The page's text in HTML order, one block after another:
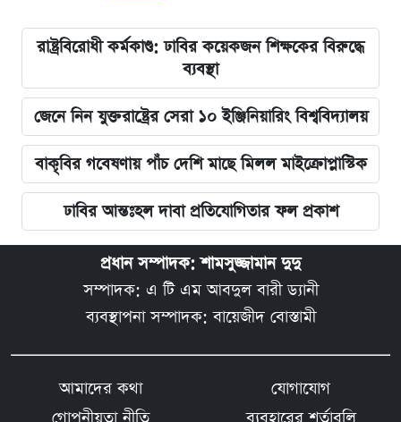
রাষ্ট্রবিরোধী কর্মকাণ্ড: ঢাবির কয়েকজন শিক্ষকের বিরুদ্ধে
ব্যবস্থা
জেনে নিন যুক্তরাষ্ট্রের সেরা ১০ ইঞ্জিনিয়ারিং বিশ্ববিদ্যালয়
বাকৃবির গবেষণায় পাঁচ দেশি মাছে মিলল মাইক্রোপ্লাস্টিক
ঢাবির আন্তঃহল দাবা প্রতিযোগিতার ফল প্রকাশ
প্রধান সম্পাদক: শামসুজ্জামান দুদু
সম্পাদক: এ টি এম আবদুল বারী ড্যানী
ব্যবস্থাপনা সম্পাদক: বায়েজীদ বোস্তামী
আমাদের কথা
যোগাযোগ